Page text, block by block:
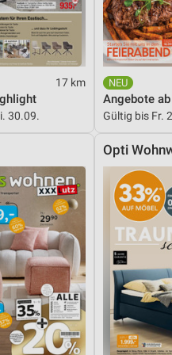
17 km
30.09.
Angebote
Gültig bis Fr.
Opti
reduzierter Daten zur Auswahl
genauer Standortdaten
von aktiv angeforderten